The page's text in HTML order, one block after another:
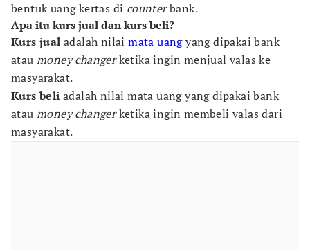
bentuk uang kertas di counterbank.
Apa itu kurs jual dan kurs beli?
Kurs jual adalah nilaimata uangyang dipakai bank
atau money changerketika ingin menjual valas ke
masyarakat.
Kurs beli adalah nilai mata uang yang dipakai bank
atau money changerketika ingin membeli valas dari
masyarakat.